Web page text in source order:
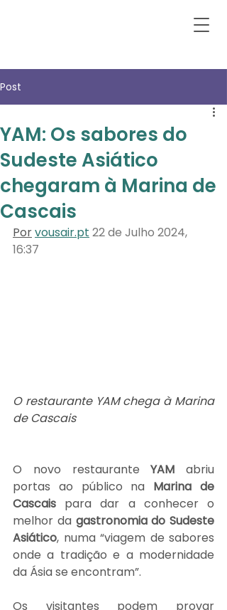
Post
YAM: Os sabores do
Sudeste Asiático
chegaram à Marina de
Cascais
Porvousair.pt 22 de Julho 2024,
16:37
O restaurante YAM chega à Marina
de Cascais
O novo restaurante YAM abriu
portas ao público na Marina de
Cascais para dar a conhecer o
melhor da gastronomia do Sudeste
Asiático, numa “viagem de sabores
onde a tradição e a modernidade
da Ásia se encontram”.
Os visitantes podem provar